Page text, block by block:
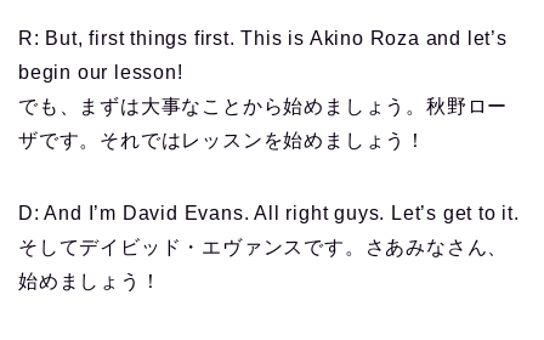
R: But, first things first. This is Akino Roza and let’s
begin our lesson!
でも、まずは大事なことから始めましょう。秋野ロー
ザです。それではレッスンを始めましょう！
D: And I’m David Evans. All right guys. Let’s get to it.
そしてデイビッド・エヴァンスです。さあみなさん、
始めましょう！